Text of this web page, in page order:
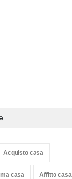
Acquisto casa
casa Affitto casa